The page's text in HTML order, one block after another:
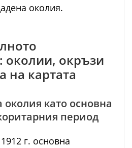
околия.
околии, окръзи
на картата
като основна
период
г. основна